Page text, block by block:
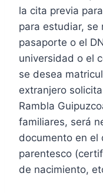
la cita previa
para estudiar, se
pasaporte o el
universidad o el
se desea
extranjero
Rambla
familiares, será
documento en el
parentesco
de nacimiento,